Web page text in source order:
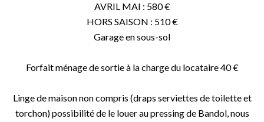
AVRIL MAI : 580 €
HORS SAISON : 510 €
Garage en sous-sol
Forfait ménage de sortie à la charge du locataire 40 €
Linge de maison non compris (draps serviettes de toilette et
torchon) possibilité de le louer au pressing de Bandol, nous